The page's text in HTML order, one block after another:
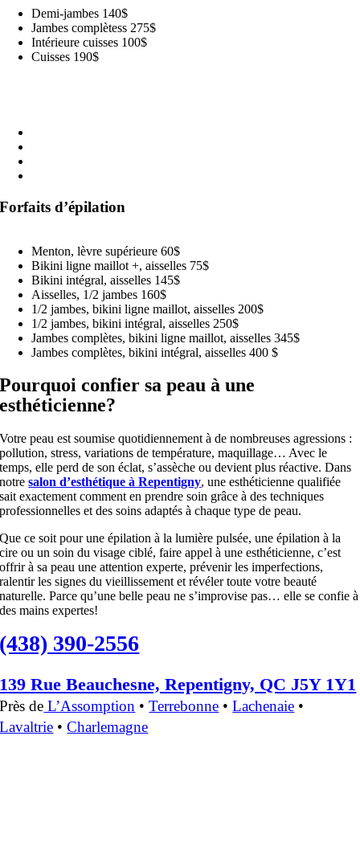
Demi-jambes 140$
Jambes complètess 275$
Intérieure cuisses 100$
Cuisses 190$
Forfaits d’épilation
Menton, lèvre supérieure 60$
Bikini ligne maillot +, aisselles 75$
Bikini intégral, aisselles 145$
Aisselles, 1/2 jambes 160$
1/2 jambes, bikini ligne maillot, aisselles 200$
1/2 jambes, bikini intégral, aisselles 250$
Jambes complètes, bikini ligne maillot, aisselles 345$
Jambes complètes, bikini intégral, aisselles 400 $
Pourquoi confier sa peau à une
esthéticienne?
Votre peau est soumise quotidiennement à de nombreuses agressions :
pollution, stress, variations de température, maquillage… Avec le
temps, elle perd de son éclat, s’assèche ou devient plus réactive. Dans
notresalon d’esthétique à Repentigny, une esthéticienne qualifiée
sait exactement comment en prendre soin grâce à des techniques
professionnelles et des soins adaptés à chaque type de peau.
Que ce soit pour une épilation à la lumière pulsée, une épilation à la
cire ou un soin du visage ciblé, faire appel à une esthéticienne, c’est
offrir à sa peau une attention experte, prévenir les imperfections,
ralentir les signes du vieillissement et révéler toute votre beauté
naturelle. Parce qu’une belle peau ne s’improvise pas… elle se confie à
des mains expertes!
(438) 390-2556
139 Rue Beauchesne, Repentigny, QC J5Y 1Y1
Près de L’Assomption •Terrebonne •Lachenaie •
Lavaltrie •Charlemagne